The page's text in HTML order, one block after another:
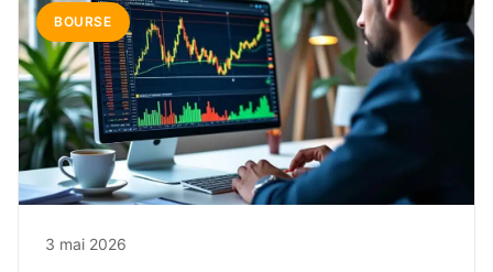
BOURSE
3 mai 2026